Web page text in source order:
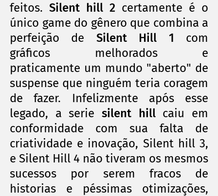
feitos. Silent hill 2 certamente é o
único game do gênero que combina a
perfeição de Silent Hill 1 com
gráficos melhorados e
praticamente um mundo "aberto" de
suspense que ninguém teria coragem
de fazer. Infelizmente após esse
legado, a serie silent hillcaiu em
conformidade com sua falta de
criatividade e inovação, Silent hill 3,
e Silent Hill 4 não tiveram os mesmos
sucessos por serem fracos de
historias e péssimas otimizações,